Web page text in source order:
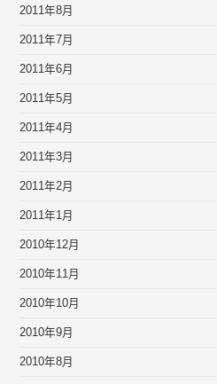
2011年8月
2011年7月
2011年6月
2011年5月
2011年4月
2011年3月
2011年2月
2011年1月
2010年12月
2010年11月
2010年10月
2010年9月
2010年8月